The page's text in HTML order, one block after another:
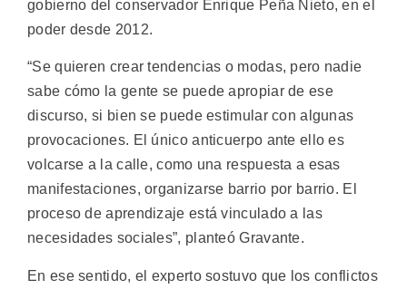
gobierno del conservador Enrique Peña Nieto, en el
poder desde 2012.
“Se quieren crear tendencias o modas, pero nadie
sabe cómo la gente se puede apropiar de ese
discurso, si bien se puede estimular con algunas
provocaciones. El único anticuerpo ante ello es
volcarse a la calle, como una respuesta a esas
manifestaciones, organizarse barrio por barrio. El
proceso de aprendizaje está vinculado a las
necesidades sociales”, planteó Gravante.
En ese sentido, el experto sostuvo que los conflictos